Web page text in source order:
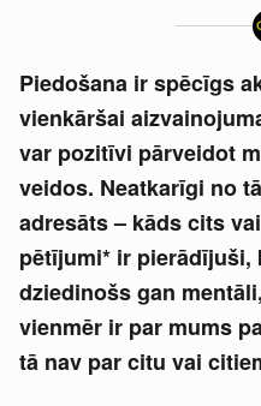
Piedošana ir spēcīgs
vienkāršai
var pozitīvi pārveidot
veidos. Neatkarīgi no
adresāts – kāds cits
pētījumi* ir pierādījuši,
dziedinošs gan
vienmēr ir par mums
tā nav par citu vai